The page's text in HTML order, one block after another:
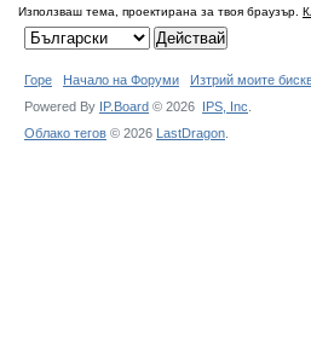
Използваш тема, проектирана за твоя браузър.
Горе Начало на Форуми Изтрий моите
Powered By IP.Board © 2026 IPS, Inc
Облако тегов © 2026 LastDragon